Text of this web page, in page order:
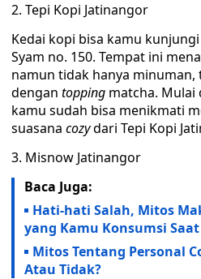
2. Tepi Kopi Jatinangor
Kedai kopi bisa kamu
Syam no. 150. Tempat ini
namun tidak hanya
dengan topping matcha. Mulai
kamu sudah bisa menikmati
suasana cozydari Tepi Kopi
3. Misnow Jatinangor
Baca Juga:
Hati-hati Salah, Mitos
yang Kamu Konsumsi Saat
Mitos Tentang Personal
Atau Tidak?